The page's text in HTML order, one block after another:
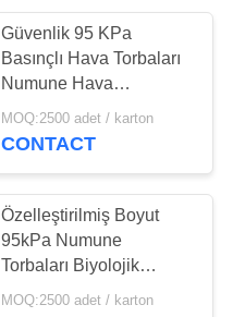
Güvenlik 95 KPa
Basınçlı Hava Torbaları
Numune Hava
Taşımacılığı 13.75 "X
17.75" XL Boyut
MOQ:2500 adet / karton
CONTACT
Özelleştirilmiş Boyut
95kPa Numune
Torbaları Biyolojik
95kPa Uyumlu Taşıma
MOQ:2500 adet / karton